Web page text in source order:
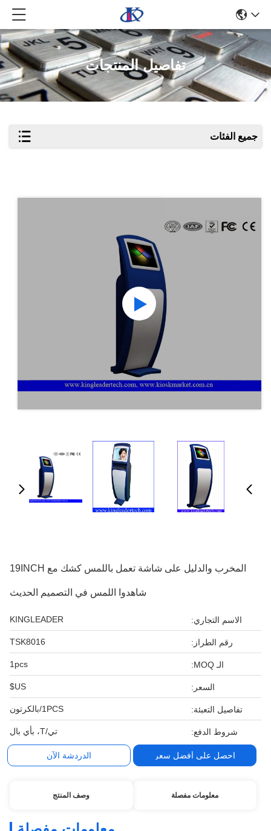
تفاصيل المنتجات
جميع الفئات
المخرب والدليل على شاشة تعمل باللمس كشك مع 19INCH
شاهدوا اللمس في التصميم الحديث
الاسم التجاري: KINGLEADER
رقم الطراز: TSK8016
الـ MOQ: 1pcs
السعر: US$
تفاصيل التعبئة: 1PCS/بالكرتون
شروط الدفع: تي/T، بأي بال
احصل على أفضل سعر الدردشة الآن
معلومات مفصلة وصف المنتج